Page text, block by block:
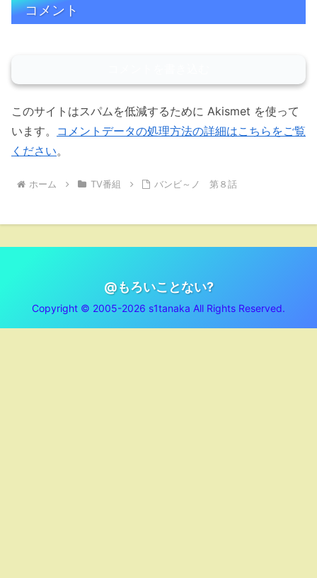
コメント
このサイトはスパムを低減するために Akismet を使って
います。 コメントデータの処理方法の詳細はこちらをご覧
ください。
ホーム TV番組 バンビ～ノ 第８話
@もろいことない?
Copyright © 2005-2026 s1tanaka All Rights Reserved.